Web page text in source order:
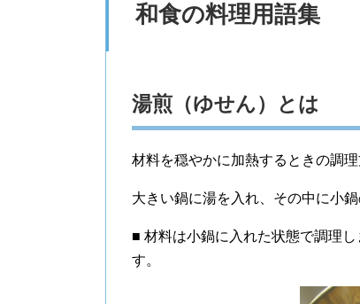
和食の料理用語集
湯煎（ゆせん）とは
材料を穏やかに加熱するときの調理
大きい鍋に湯を入れ、その中に小
■ 材料は小鍋に入れた状態で調理
す。